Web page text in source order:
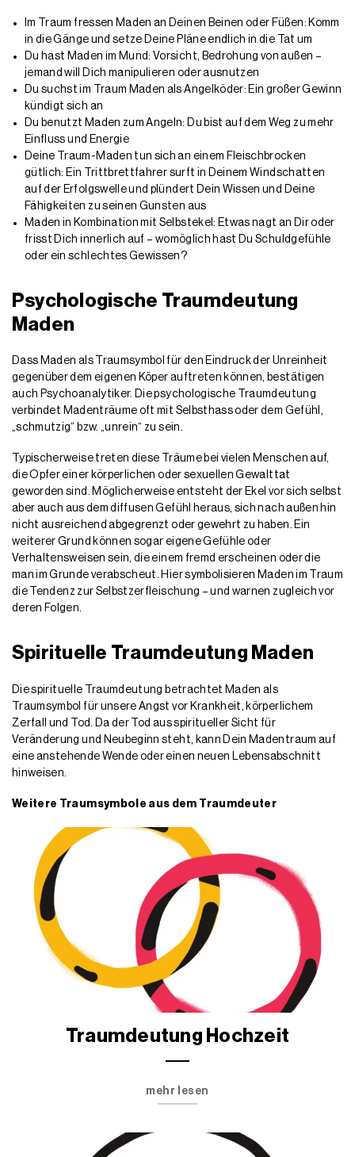
Im Traum fressen Maden an Deinen Beinen oder Füßen: Komm
in die Gänge und setze Deine Pläne endlich in die Tat um
Du hast Maden im Mund: Vorsicht, Bedrohung von außen –
jemand will Dich manipulieren oder ausnutzen
Du suchst im Traum Maden als Angelköder: Ein großer Gewinn
kündigt sich an
Du benutzt Maden zum Angeln: Du bist auf dem Weg zu mehr
Einfluss und Energie
Deine Traum-Maden tun sich an einem Fleischbrocken
gütlich: Ein Trittbrettfahrer surft in Deinem Windschatten
auf der Erfolgswelle und plündert Dein Wissen und Deine
Fähigkeiten zu seinen Gunsten aus
Maden in Kombination mit Selbstekel: Etwas nagt an Dir oder
frisst Dich innerlich auf – womöglich hast Du Schuldgefühle
oder ein schlechtes Gewissen?
Psychologische Traumdeutung
Maden
Dass Maden als Traumsymbol für den Eindruck der Unreinheit
gegenüber dem eigenen Köper auftreten können, bestätigen
auch Psychoanalytiker. Die psychologische Traumdeutung
verbindet Madenträume oft mit Selbsthass oder dem Gefühl,
„schmutzig“ bzw. „unrein“ zu sein.
Typischerweise treten diese Träume bei vielen Menschen auf,
die Opfer einer körperlichen oder sexuellen Gewalttat
geworden sind. Möglicherweise entsteht der Ekel vor sich selbst
aber auch aus dem diffusen Gefühl heraus, sich nach außen hin
nicht ausreichend abgegrenzt oder gewehrt zu haben. Ein
weiterer Grund können sogar eigene Gefühle oder
Verhaltensweisen sein, die einem fremd erscheinen oder die
man im Grunde verabscheut. Hier symbolisieren Maden im Traum
die Tendenz zur Selbstzerfleischung – und warnen zugleich vor
deren Folgen.
Spirituelle Traumdeutung Maden
Die spirituelle Traumdeutung betrachtet Maden als
Traumsymbol für unsere Angst vor Krankheit, körperlichem
Zerfall und Tod. Da der Tod aus spiritueller Sicht für
Veränderung und Neubeginn steht, kann Dein Madentraum auf
eine anstehende Wende oder einen neuen Lebensabschnitt
hinweisen.
Weitere Traumsymbole aus dem Traumdeuter
Traumdeutung Hochzeit
mehr lesen